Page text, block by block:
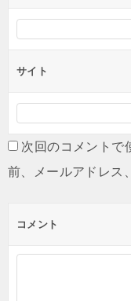
サイト
次回のコメントで
前、メールアドレス
コメント